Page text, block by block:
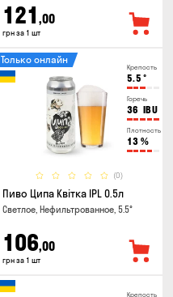
121 ,00
грн за 1 шт
Крепость
5.5 °
Горечь
36 IBU
Плотность
13 %
(0)
Только онлайн
Пиво Ципа Квітка IPL 0.5л
Светлое, Нефильтрованное, 5.5°
106,00
грн за 1 шт
Крепость